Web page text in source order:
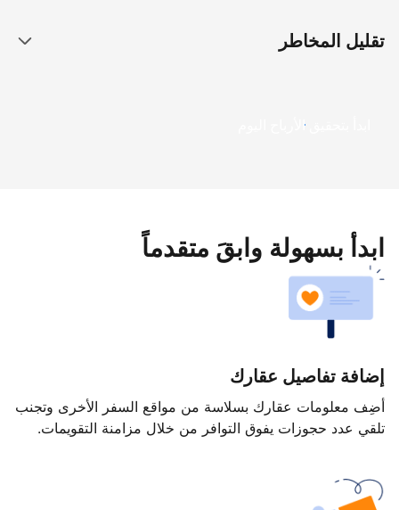
تقليل المخاطر
ابدأ بتحقيق الأرباح اليوم
ابدأ بسهولة وابقَ متقدماً
إضافة تفاصيل عقارك
أضِف معلومات عقارك بسلاسة من مواقع السفر الأخرى وتجنب
تلقي عدد حجوزات يفوق التوافر من خلال مزامنة التقويمات.